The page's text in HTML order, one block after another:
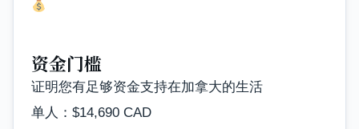
资金门槛
证明您有足够资金支持在加拿大的生活
单人：$14,690 CAD